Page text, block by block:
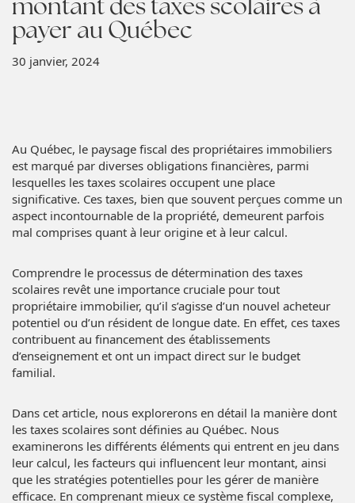
payer au Québec
30 janvier, 2024
Au Québec, le paysage fiscal des propriétaires immobiliers
est marqué par diverses obligations financières, parmi
lesquelles les taxes scolaires occupent une place
significative. Ces taxes, bien que souvent perçues comme un
aspect incontournable de la propriété, demeurent parfois
mal comprises quant à leur origine et à leur calcul.
Comprendre le processus de détermination des taxes
scolaires revêt une importance cruciale pour tout
propriétaire immobilier, qu’il s’agisse d’un nouvel acheteur
potentiel ou d’un résident de longue date. En effet, ces taxes
contribuent au financement des établissements
d’enseignement et ont un impact direct sur le budget
familial.
Dans cet article, nous explorerons en détail la manière dont
les taxes scolaires sont définies au Québec. Nous
examinerons les différents éléments qui entrent en jeu dans
leur calcul, les facteurs qui influencent leur montant, ainsi
que les stratégies potentielles pour les gérer de manière
efficace. En comprenant mieux ce système fiscal complexe,